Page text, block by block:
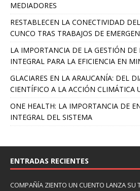
MEDIADORES
RESTABLECEN LA CONECTIVIDAD
CUNCO TRAS TRABAJOS DE
LA IMPORTANCIA DE LA GESTIÓN DE
INTEGRAL PARA LA EFICIENCIA EN
GLACIARES EN LA ARAUCANÍA: DEL
CIENTÍFICO A LA ACCIÓN CLIMÁTICA
ONE HEALTH: LA IMPORTANCIA DE
INTEGRAL DEL SISTEMA
ENTRADAS RECIENTES
COMPAÑÍA ZIENTO UN CUENTO LANZA SU